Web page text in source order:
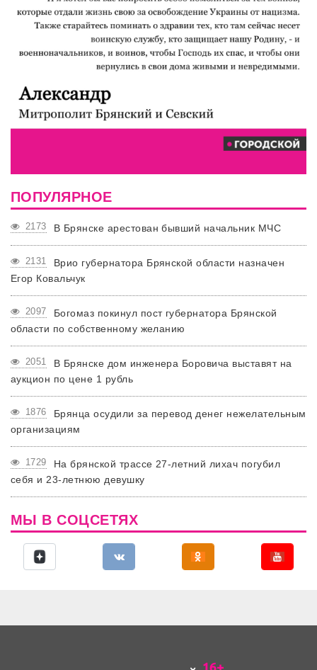
ПОПУЛЯРНОЕ
2173 В Брянске арестован бывший начальник МЧС
2131
Врио губернатора Брянской области назначен
Егор Ковальчук
2097
Богомаз покинул пост губернатора Брянской
области по собственному желанию
2051
В Брянске дом инженера Боровича выставят на
аукцион по цене 1 рубль
1876
Брянца осудили за перевод денег нежелательным
организациям
1729
На брянской трассе 27-летний лихач погубил
себя и 23-летнюю девушку
МЫ В СОЦСЕТЯХ